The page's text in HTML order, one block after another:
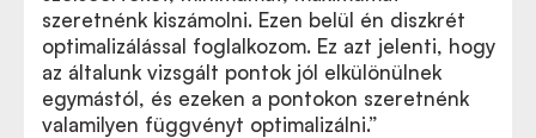
szeretnénk kiszámolni. Ezen belül én diszkrét
optimalizálással foglalkozom. Ez azt jelenti, hogy
az általunk vizsgált pontok jól elkülönülnek
egymástól, és ezeken a pontokon szeretnénk
valamilyen függvényt optimalizálni.”